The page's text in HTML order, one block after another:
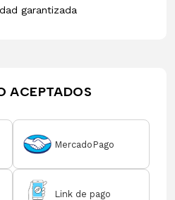
garantizada
ACEPTADOS
MercadoPago
Link de pago